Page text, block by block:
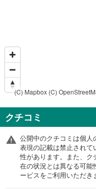
(C) Mapbox (C)
クチコミ
公開中のクチコミは個人
表現の記載は禁止され
性があります。また、
在の状況とは異なる可能
ービスをご利用いただき